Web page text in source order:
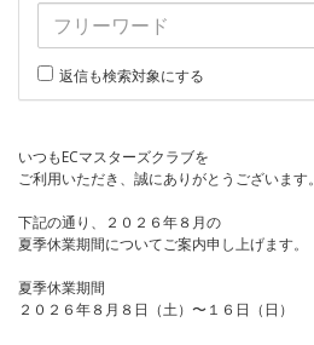
返信も検索対象にする
いつもECマスターズクラブを
ご利用いただき、誠にありがとうございます。
下記の通り、２０２６年８月の
夏季休業期間についてご案内申し上げます。
夏季休業期間
２０２６年８月８日（土）〜１６日（日）